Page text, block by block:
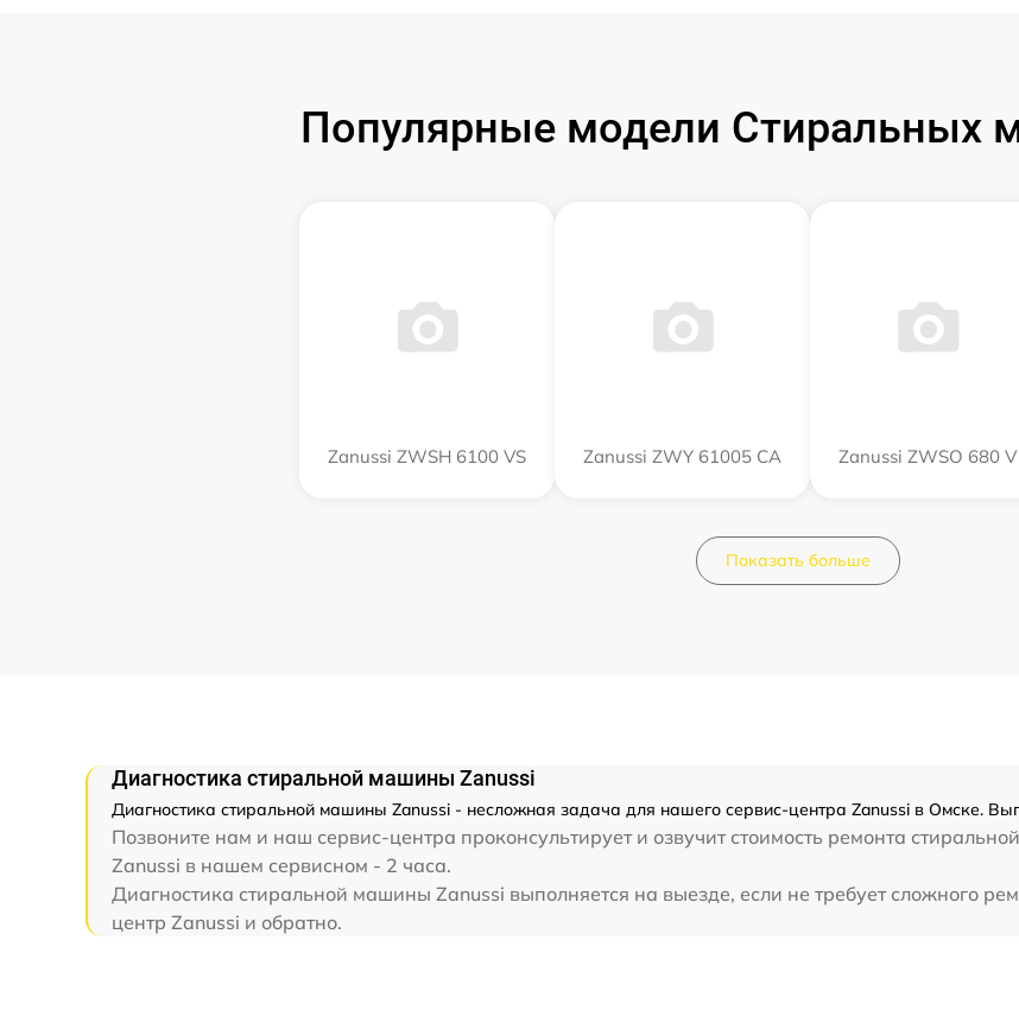
Популярные модели Стиральных
Zanussi ZWSH 6100 VS Zanussi ZWY 61005 CA Zanussi ZWSO 680 V
Показать больше
Диагностика стиральной машины Zanussi
Диагностика стиральной машины Zanussi - несложная задача для нашего сервис-центра Zanussi в Омске.
Позвоните нам и наш сервис-центра проконсультирует и озвучит стоимость ремонта
Zanussi в нашем сервисном - 2 часа.
Диагностика стиральной машины Zanussi выполняется на выезде, если не требует сложного
центр Zanussi и обратно.